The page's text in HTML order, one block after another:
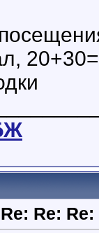
Re: